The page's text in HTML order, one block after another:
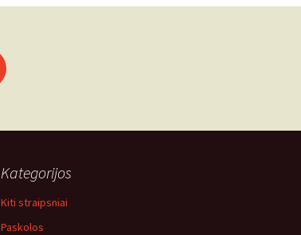
Kategorijos
Kiti straipsniai
Paskolos